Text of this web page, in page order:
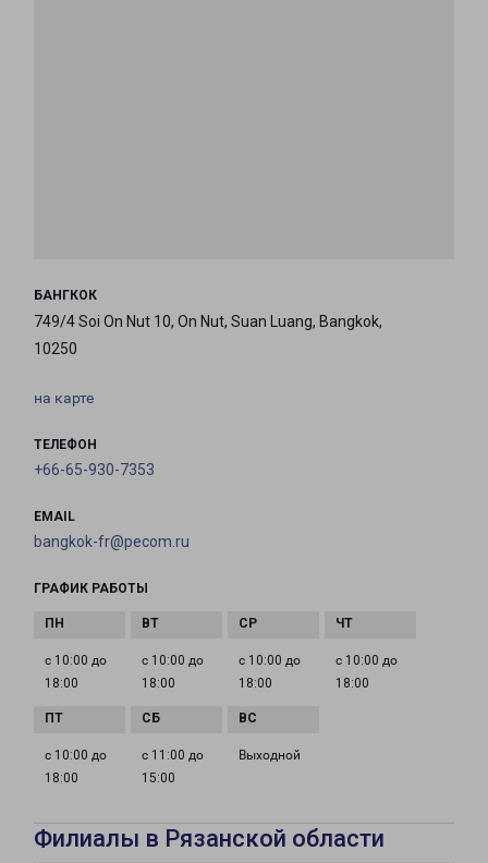
БАНГКОК
749/4 Soi On Nut 10, On Nut, Suan Luang, Bangkok,
10250
на карте
ТЕЛЕФОН
+66-65-930-7353
EMAIL
bangkok-fr@pecom.ru
ГРАФИК РАБОТЫ
с 10:00 до
18:00
с 10:00 до
18:00
с 10:00 до
18:00
с 10:00 до
18:00
с 10:00 до
18:00
с 11:00 до
15:00
Выходной
Филиалы в Рязанской области